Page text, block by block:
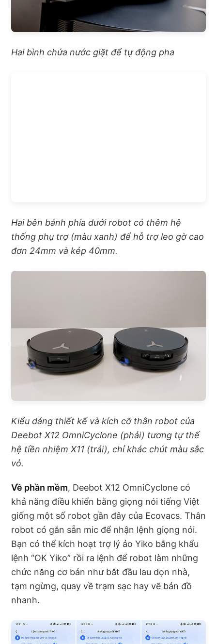
Hai bình chứa nước giặt để tự động pha
Hai bên bánh phía dưới robot có thêm hệ
thống phụ trợ (màu xanh) để hỗ trợ leo gờ cao
đơn 24mm và kép 40mm.
Kiểu dáng thiết kế và kích cỡ thân robot của
Deebot X12 OmniCyclone (phải) tương tự thế
hệ tiền nhiệm X11 (trái), chỉ khác chút màu sắc
vỏ.
Về phần mềm, Deebot X12 OmniCyclone có
khả năng điều khiển bằng giọng nói tiếng Việt
giống một số robot gần đây của Ecovacs. Thân
robot có gắn sẵn mic để nhận lệnh giọng nói.
Bạn có thể kích hoạt trợ lý ảo Yiko bằng khẩu
lệnh “OK Yiko” rồi ra lệnh để robot làm những
chức năng cơ bản như bắt đầu lau dọn nhà,
tạm ngừng, quay về trạm sạc hay vẽ bản đồ
nhanh.